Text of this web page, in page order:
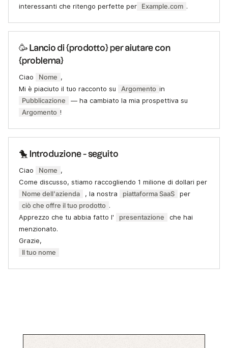
interessanti che ritengo perfette per
Example.com .
🥳 Lancio di {prodotto} per aiutare con
{problema}
Ciao Nome ,
Mi è piaciuto il tuo racconto su
Argomento in
Pubblicazione
— ha cambiato la mia prospettiva su
Argomento !
🐤 Introduzione - seguito
Ciao Nome ,
Come discusso, stiamo raccogliendo 1 milione di dollari per
Nome dell'azienda
, la nostra piattaforma SaaS
per
ciò che offre il tuo prodotto .
Apprezzo che tu abbia fatto l'
presentazione
che hai
menzionato.
Grazie,
Il tuo nome